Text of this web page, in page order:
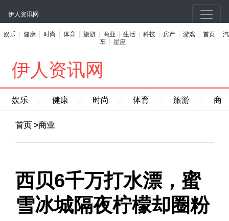
伊人资讯网
娱乐 健康 时尚 体育 旅游 商业 生活 科技 房产 游戏 首页
汽
车
星座
伊人资讯网
娱乐 健康 时尚 体育 旅游 商
首页 >商业
西贝6千万打水漂，蜜
雪冰城隔夜柠檬却圈粉